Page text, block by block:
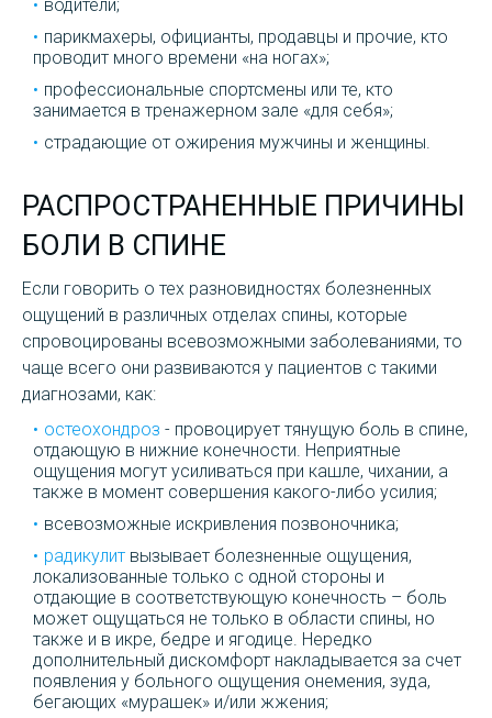
водители;
парикмахеры, официанты, продавцы и прочие, кто
проводит много времени «на ногах»;
профессиональные спортсмены или те, кто
занимается в тренажерном зале «для себя»;
страдающие от ожирения мужчины и женщины.
РАСПРОСТРАНЕННЫЕ ПРИЧИНЫ
БОЛИ В СПИНЕ
Если говорить о тех разновидностях болезненных
ощущений в различных отделах спины, которые
спровоцированы всевозможными заболеваниями, то
чаще всего они развиваются у пациентов с такими
диагнозами, как:
остеохондроз - провоцирует тянущую боль в спине,
отдающую в нижние конечности. Неприятные
ощущения могут усиливаться при кашле, чихании, а
также в момент совершения какого-либо усилия;
всевозможные искривления позвоночника;
радикулит вызывает болезненные ощущения,
локализованные только с одной стороны и
отдающие в соответствующую конечность – боль
может ощущаться не только в области спины, но
также и в икре, бедре и ягодице. Нередко
дополнительный дискомфорт накладывается за счет
появления у больного ощущения онемения, зуда,
бегающих «мурашек» и/или жжения;